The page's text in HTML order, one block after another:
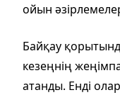
ойын
Байқау
кезеңнің
атанды. Енді